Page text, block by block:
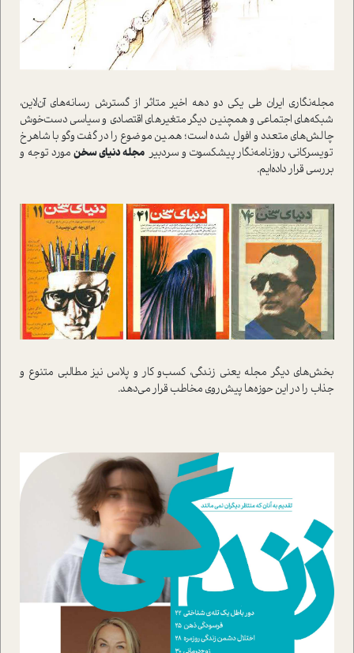
مجله‌نگاري ايران طي يکي دو دهه اخير متاثر از گسترش رسانه‌هاي آن‌لاين،
شبکه‌هاي اجتماعي و همچنين ديگر متغير‌هاي اقتصادي و سياسي دست‌خوش
چالش‌هاي متعدد و افول شده است؛ همين موضوع را در گفت‌وگو با شاهرخ
تويسرکاني، روزنامه‌نگار پيشکسوت و سردبيرمجله دنياي سخن مورد توجه و
بررسي قرار داده‌ايم.
بخش‌هاي ديگر مجله يعني زندگي، کسب‌و کار و پلاس نيز مطالبي متنوع و
جذاب را در اين حوزه‌ها پيش‌روي مخاطب قرار مي‌دهد.